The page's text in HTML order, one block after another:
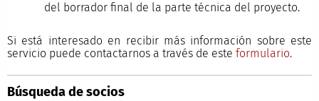
del borrador final de la parte técnica del proyecto.
Si está interesado en recibir más información sobre este
servicio puede contactarnos a través de este formulario.
Búsqueda de socios